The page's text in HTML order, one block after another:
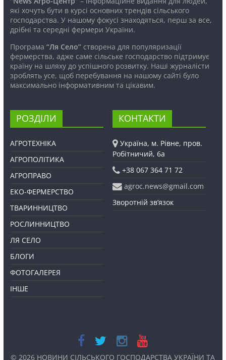
які хочуть бути в курсі основних трендів сільського
господарства. У нашому фокусі знаходяться, перш за все,
дрібні та середні фермери України.
Програма “Ля Село”створена для популяризації
фермерства, адже саме сільське господарство підтримує
країну на шляху до успішного розвитку. Наші журналісти
зроблять усе, щоб перебування на нашому сайті було
максимально інформативним та цікавим.
РОЗДІЛИ
АГРОТЕХНІКА
АГРОПОЛІТИКА
АГРОПРАВО
ЕКО-ФЕРМЕРСТВО
ТВАРИННИЦТВО
РОСЛИННИЦТВО
ЛЯ СЕЛО
БЛОГИ
ФОТОГАЛЕРЕЯ
ІНШЕ
КОНТАКТИ
Україна, м. Рівне, пров.
Робітничий, 6а
+38 067 364 71 72
agroc.news@gmail.com
Зворотній зв’язок
© 2026 НОВИНИ СІЛЬСЬКОГО ГОСПОДАРСТВА УКРАЇНИ ТА